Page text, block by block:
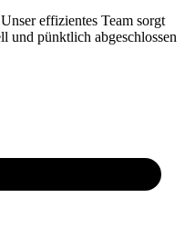
effizientes Team sorgt
und pünktlich abgeschlossen